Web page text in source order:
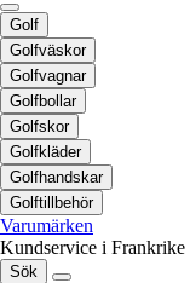
Golf
Golfväskor
Golfvagnar
Golfbollar
Golfskor
Golfkläder
Golfhandskar
Golftillbehör
Varumärken
Kundservice i Frankrike
Sök